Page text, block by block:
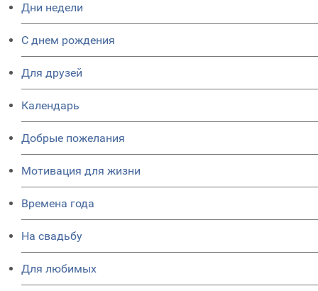
Дни недели
C днем рождения
Для друзей
Календарь
Добрые пожелания
Мотивация для жизни
Времена года
На свадьбу
Для любимых